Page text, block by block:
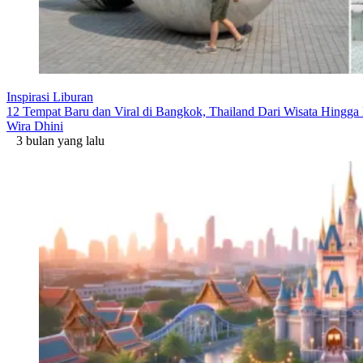
Inspirasi Liburan
12 Tempat Baru dan Viral di Bangkok, Thailand Dari Wisata Hingga
Wira Dhini
3 bulan yang lalu